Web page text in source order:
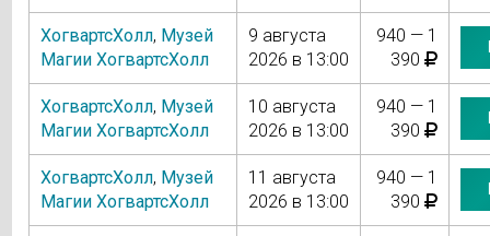
ХогвартсХолл, Музей
Магии ХогвартсХолл
9 августа
2026 в 13:00
940 — 1
390
ХогвартсХолл, Музей
Магии ХогвартсХолл
10 августа
2026 в 13:00
940 — 1
390
ХогвартсХолл, Музей
Магии ХогвартсХолл
11 августа
2026 в 13:00
940 — 1
390